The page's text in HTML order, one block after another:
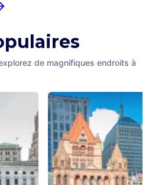
de magnifiques endroits à